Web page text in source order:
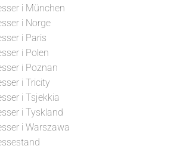
i München
i Norge
i Paris
i Polen
i Poznan
i Tricity
i Tsjekkia
i Tyskland
i Warszawa